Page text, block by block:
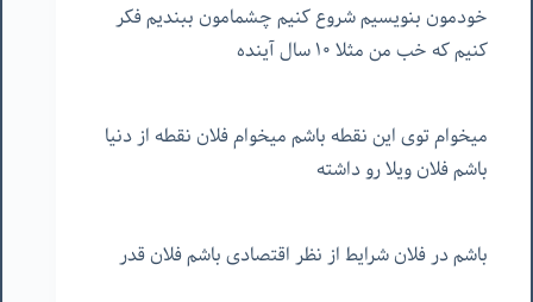
خودمون بنویسیم شروع کنیم چشمامون ببندیم فکر
کنیم که خب من مثلا ۱۰ سال آینده
میخوام توی این نقطه باشم میخوام فلان نقطه از دنیا
باشم فلان ویلا رو داشته
باشم در فلان شرایط از نظر اقتصادی باشم فلان قدر